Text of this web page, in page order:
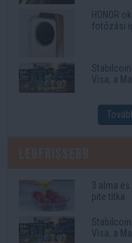
HONOR
fotózási
Visa, a
3 alma
pite titka
Visa, a